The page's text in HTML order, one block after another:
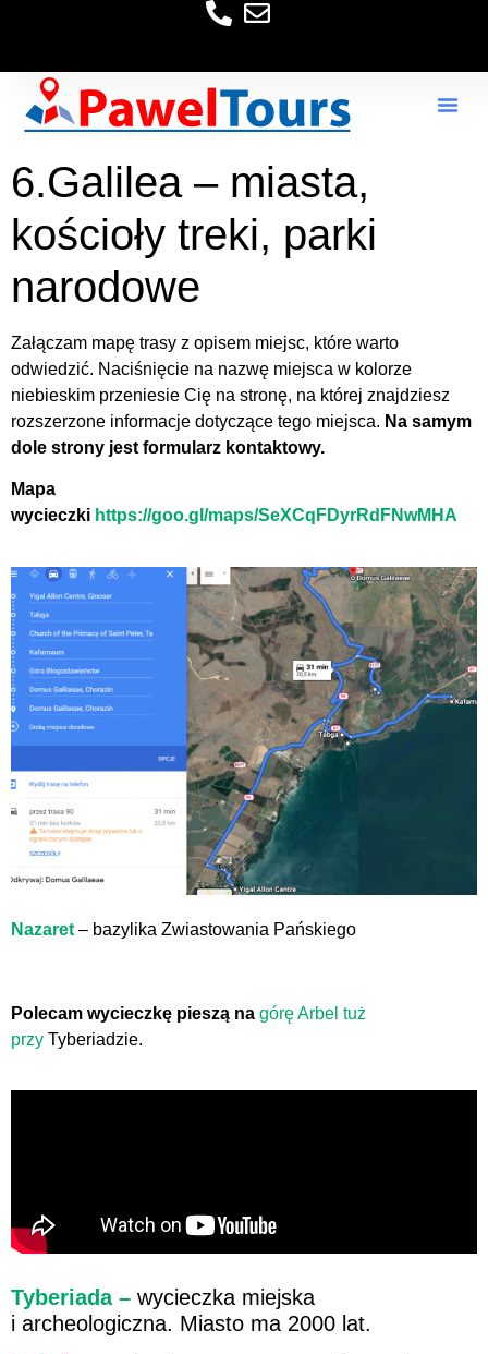
6.Galilea – miasta,
kościoły treki, parki
narodowe
Załączam mapę trasy z opisem miejsc, które warto
odwiedzić. Naciśnięcie na nazwę miejsca w kolorze
niebieskim przeniesie Cię na stronę, na której znajdziesz
rozszerzone informacje dotyczące tego miejsca. Na samym
dole strony jest formularz kontaktowy.
Mapa
wycieczki https://goo.gl/maps/SeXCqFDyrRdFNwMHA
Nazaret – bazylika Zwiastowania Pańskiego
Polecam wycieczkę pieszą na górę Arbel tuż
przy Tyberiadzie.
Tyberiada – wycieczka miejska
i archeologiczna. Miasto ma 2000 lat.